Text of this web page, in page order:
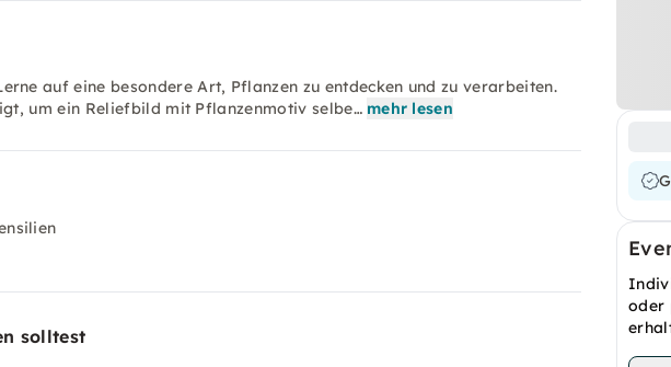
oder
auf eine besondere Art, Pflanzen zu entdecken und zu verarbeiten.
um ein Reliefbild mit Pflanzenmotiv selbe… mehr lesen
solltest